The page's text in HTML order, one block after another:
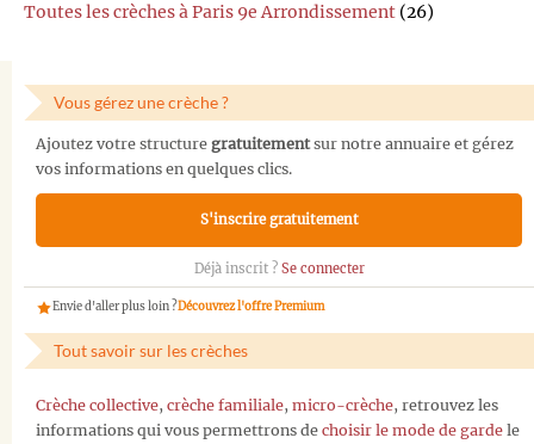
Toutes les crèches à Paris 9e Arrondissement (26)
Vous gérez une crèche ?
Ajoutez votre structure gratuitementsur notre annuaire et gérez
vos informations en quelques clics.
S'inscrire gratuitement
Déjà inscrit ? Se connecter
Envie d'aller plus loin ?Découvrez l'offre Premium
Tout savoir sur les crèches
Crèche collective, crèche familiale, micro-crèche, retrouvez les
informations qui vous permettrons de choisir le mode de garde le